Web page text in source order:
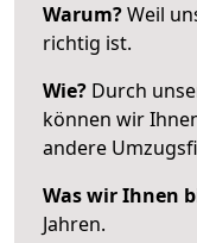
Warum?Weil
richtig ist.
Wie? Durch
können wir
andere
Was wir Ihnen
Jahren.